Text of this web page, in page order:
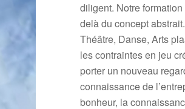
diligent. Notre
delà du concept
Théâtre, Danse, Arts
les contraintes en jeu
porter un nouveau
connaissance de
bonheur, la